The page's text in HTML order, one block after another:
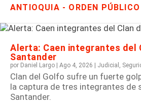
ANTIOQUIA - ORDEN PÚBLICO
Alerta: Caen integrantes del
Santander
por Daniel Largo Ago 4, 2026 Judicial ,
Clan del Golfo sufre un fuerte
la captura de tres integrantes de
Santander.